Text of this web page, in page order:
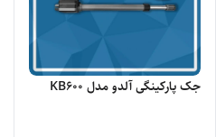
جک پارکینگی آلدو مدل KB600